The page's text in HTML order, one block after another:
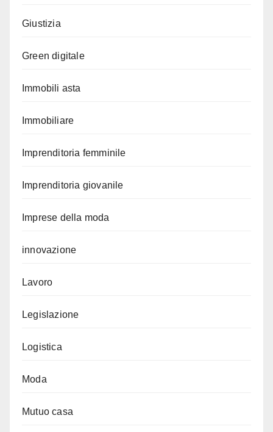
Giustizia
Green digitale
Immobili asta
Immobiliare
Imprenditoria femminile
Imprenditoria giovanile
Imprese della moda
innovazione
Lavoro
Legislazione
Logistica
Moda
Mutuo casa